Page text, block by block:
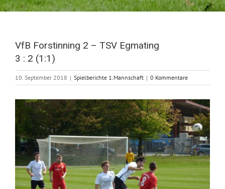
VfB Forstinning 2 – TSV Egmating
3 : 2 (1:1)
10. September 2018 | Spielberichte 1.Mannschaft | 0 Kommentare
Zeige
grösseres
Bild